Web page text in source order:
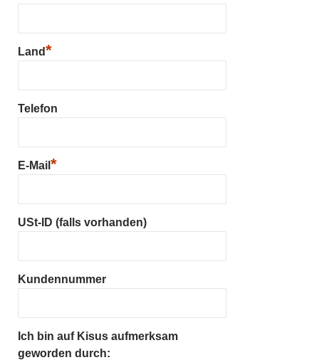
Land*
Telefon
E-Mail *
USt-ID (falls vorhanden)
Kundennummer
Ich bin auf Kisus aufmerksam
geworden durch: